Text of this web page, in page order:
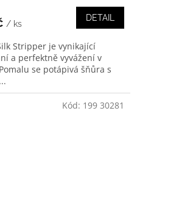
/ ks
DETAIL
Stripper je vynikající
a perfektně vyvážení v
se potápivá šňůra s
Kód: 199 30281